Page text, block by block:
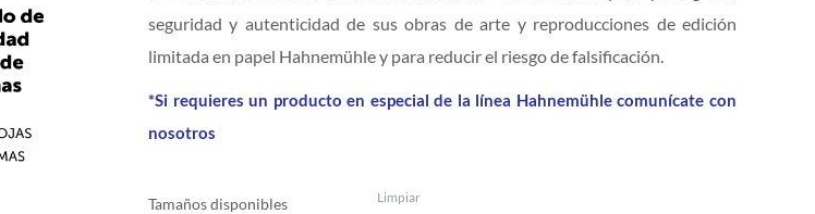
seguridad y autenticidad de sus obras de arte y reproducciones de edición
limitada en papel Hahnemühle y para reducir el riesgo de falsificación.
*Si requieres un producto en especial de la línea Hahnemühle comunícate con
nosotros
Tamaños disponibles Limpiar